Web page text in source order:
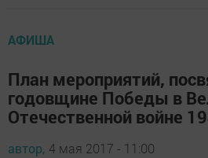
АФИША
План мероприятий,
годовщине Победы в
Отечественной войне
автор, 4 мая 2017 - 11:00